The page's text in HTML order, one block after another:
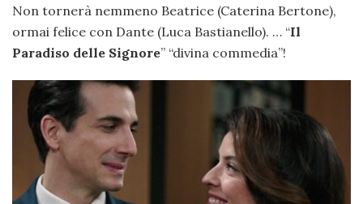
Non tornerà nemmeno Beatrice (Caterina Bertone),
ormai felice con Dante (Luca Bastianello). … “Il
Paradiso delle Signore” “divina commedia”!